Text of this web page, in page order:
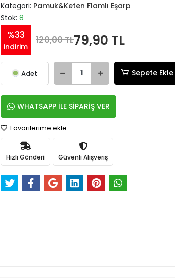
Kategori: Pamuk&Keten Flamlı Eşarp
Stok: 8
%33
indirim
120,00 TL79,90 TL
Adet Sepete Ekle
WHATSAPP İLE SİPARİŞ VER
Favorilerime ekle
Hızlı Gönderi Güvenli Alışveriş